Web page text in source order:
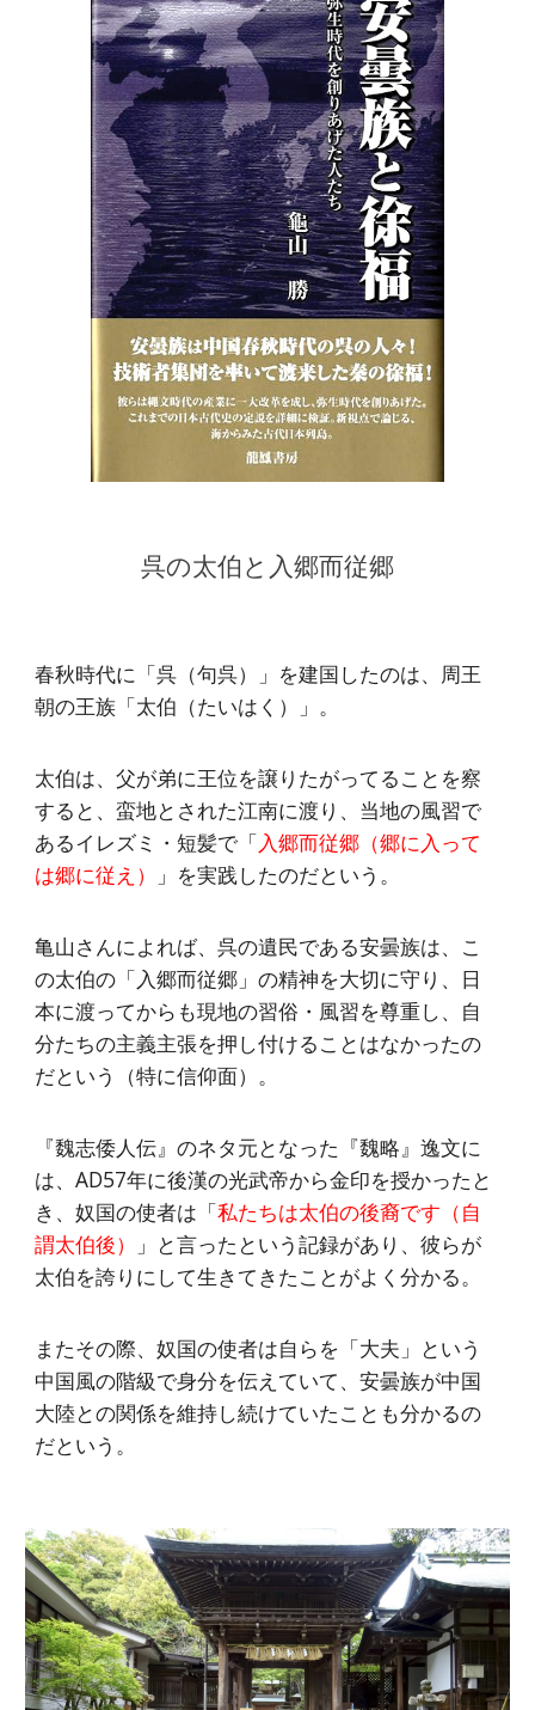
呉の太伯と入郷而従郷
春秋時代に「呉（句呉）」を建国したのは、周王
朝の王族「太伯（たいはく）」。
太伯は、父が弟に王位を譲りたがってることを察
すると、蛮地とされた江南に渡り、当地の風習で
あるイレズミ・短髪で「入郷而従郷（郷に入って
は郷に従え）
」を実践したのだという。
亀山さんによれば、呉の遺民である安曇族は、こ
の太伯の「入郷而従郷」の精神を大切に守り、日
本に渡ってからも現地の習俗・風習を尊重し、自
分たちの主義主張を押し付けることはなかったの
だという（特に信仰面）。
『魏志倭人伝』のネタ元となった『魏略』逸文に
は、AD57年に後漢の光武帝から金印を授かったと
き、奴国の使者は「私たちは太伯の後裔です（自
謂太伯後）
」と言ったという記録があり、彼らが
太伯を誇りにして生きてきたことがよく分かる。
またその際、奴国の使者は自らを「大夫」という
中国風の階級で身分を伝えていて、安曇族が中国
大陸との関係を維持し続けていたことも分かるの
だという。